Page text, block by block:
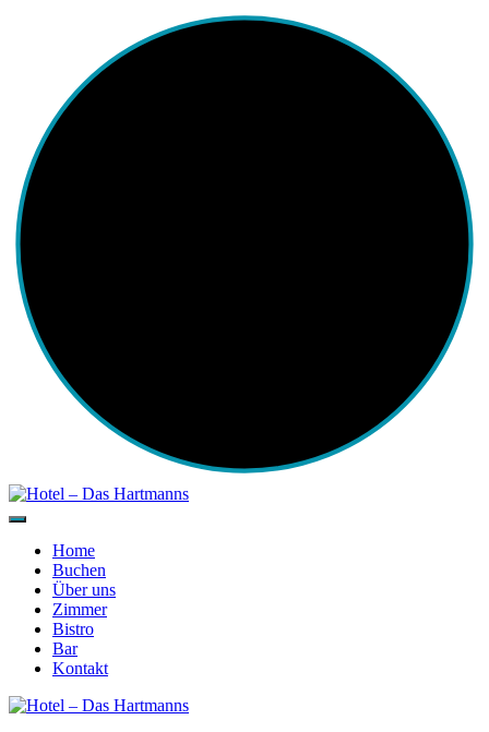
Home
Buchen
Über uns
Zimmer
Bistro
Bar
Kontakt